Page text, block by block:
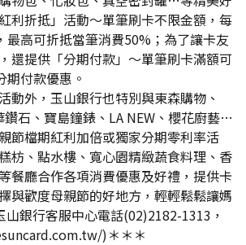
利折抵」活動～單筆刷卡不限金額，每
最高可折抵當筆消費50%；為了讓卡友
還提供「分期付款」～單筆刷卡滿額可
付款優惠。
動外，玉山銀行也特別與東森購物、
石、寶島鐘錶、LA NEW、櫻花廚藝…
節檔期紅利加倍或獨家分期零利率活
枋、點水樓、寬心園精緻蔬食料理、香
餐廳合作各項消費優惠及好禮，提供卡
與歡度母親節的好地方，輕輕鬆鬆讓媽
銀行客服中心電話(02)2182-1313，
)＊＊＊